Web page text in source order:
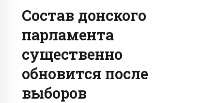
Состав донского
парламента
существенно
обновится после
выборов